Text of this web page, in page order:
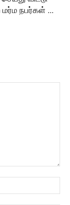
மர்ம நபர்கள் …